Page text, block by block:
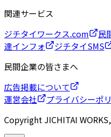
関連サービス
ジチタイワークス.com
民
達インフォ
ジチタイSMS
民間企業の皆さまへ
広告掲載について
運営会社
プライバシーポ
Copyright JICHITAI